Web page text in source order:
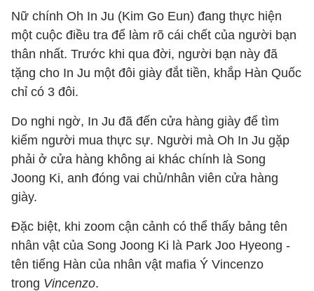
Nữ chính Oh In Ju (Kim Go Eun) đang thực hiện
một cuộc điều tra để làm rõ cái chết của người bạn
thân nhất. Trước khi qua đời, người bạn này đã
tặng cho In Ju một đôi giày đắt tiền, khắp Hàn Quốc
chỉ có 3 đôi.
Do nghi ngờ, In Ju đã đến cửa hàng giày để tìm
kiếm người mua thực sự. Người mà Oh In Ju gặp
phải ở cửa hàng không ai khác chính là Song
Joong Ki, anh đóng vai chủ/nhân viên cửa hàng
giày.
Đặc biệt, khi zoom cận cảnh có thể thấy bảng tên
nhân vật của Song Joong Ki là Park Joo Hyeong -
tên tiếng Hàn của nhân vật mafia Ý Vincenzo
trong Vincenzo.